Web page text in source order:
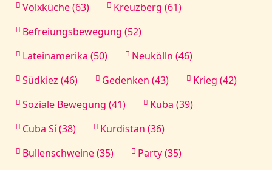
Volxküche (63)
Kreuzberg (61)
Befreiungsbewegung (52)
Lateinamerika (50)
Neukölln (46)
Südkiez (46)
Gedenken (43)
Krieg (42)
Soziale Bewegung (41)
Kuba (39)
Cuba Sí (38)
Kurdistan (36)
Bullenschweine (35)
Party (35)